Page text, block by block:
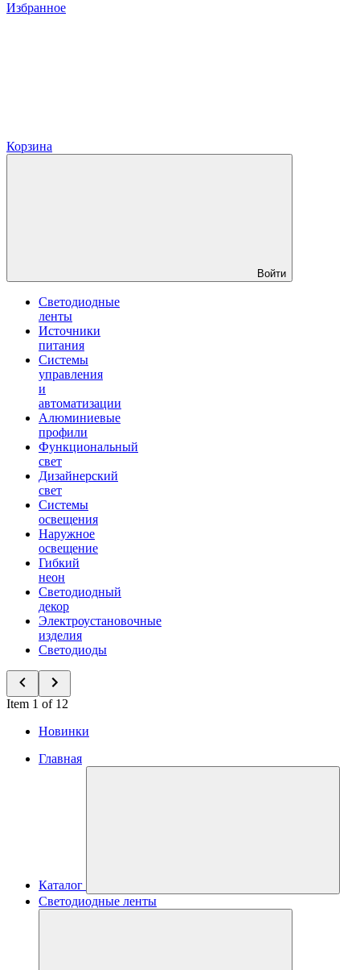
Избранное
Корзина
Войти
Светодиодные
ленты
Источники
питания
Системы
управления
и
автоматизации
Алюминиевые
профили
Функциональный
свет
Дизайнерский
свет
Системы
освещения
Наружное
освещение
Гибкий
неон
Светодиодный
декор
Электроустановочные
изделия
Светодиоды
Item 1 of 12
Новинки
Главная
Каталог
Светодиодные ленты